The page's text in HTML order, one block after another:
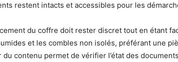
restent intacts et accessibles pour les
du coffre doit rester discret tout en étant
et les combles non isolés, préférant une
du contenu permet de vérifier l’état des